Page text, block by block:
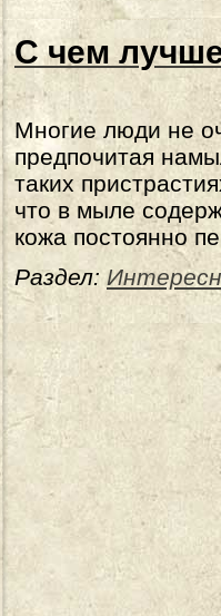
С чем
Многие люди не
предпочитая
таких
что в мыле
кожа постоянно
Раздел: